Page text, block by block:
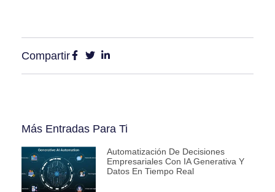
Compartir
Más Entradas Para Ti
Automatización De Decisiones
Empresariales Con IA Generativa Y
Datos En Tiempo Real